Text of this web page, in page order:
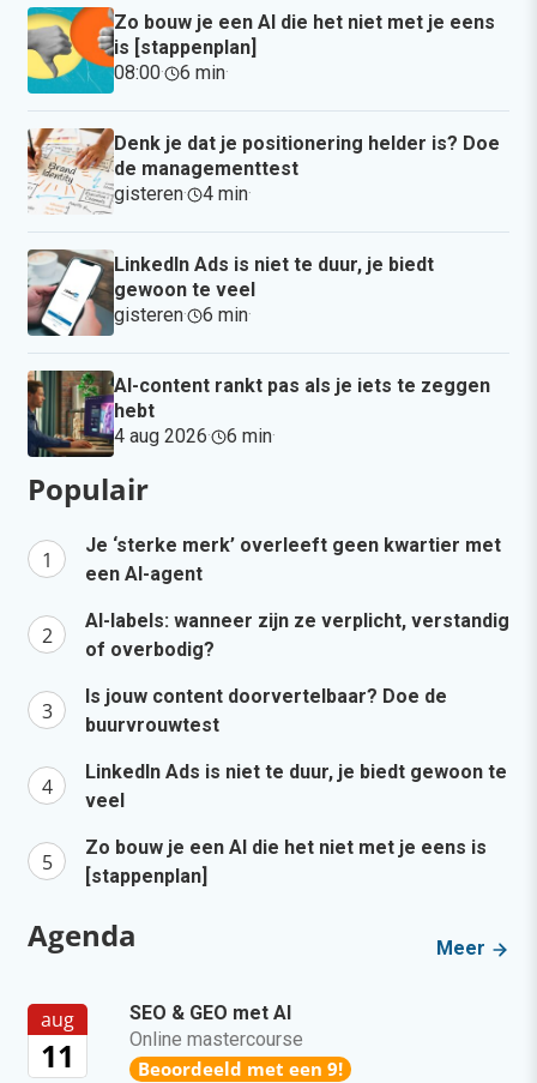
Zo bouw je een AI die het niet met je eens
is [stappenplan]
08:00· 6 min·
Denk je dat je positionering helder is? Doe
de managementtest
gisteren· 4 min·
LinkedIn Ads is niet te duur, je biedt
gewoon te veel
gisteren· 6 min·
AI-content rankt pas als je iets te zeggen
hebt
4 aug 2026· 6 min·
Populair
Je ‘sterke merk’ overleeft geen kwartier met
een AI-agent
AI-labels: wanneer zijn ze verplicht, verstandig
of overbodig?
Is jouw content doorvertelbaar? Doe de
buurvrouwtest
LinkedIn Ads is niet te duur, je biedt gewoon te
veel
Zo bouw je een AI die het niet met je eens is
[stappenplan]
Agenda Meer
aug
11
SEO & GEO met AI
Online mastercourse
Beoordeeld met een 9!